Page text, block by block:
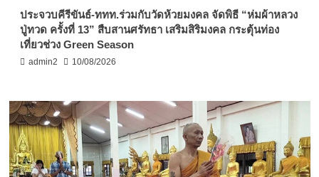
ประจวบคีรีขันธ์-ททท.ร่วมกับวัดห้วยมงคล จัดพิธี “ห่มผ้าหลวง
ปู่ทวด ครั้งที่ 13” สืบสานศรัทธา เสริมสิริมงคล กระตุ้นท่อง
เที่ยวช่วง Green Season
admin2 10/08/2026